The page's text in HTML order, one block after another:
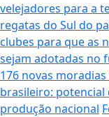
velejadores para a
regatas do Sul do
clubes para que as
sejam adotadas no
176 novas
brasileiro: potencial
produção nacional